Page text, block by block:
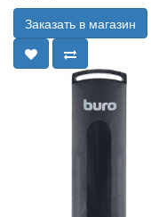
Заказать в магазин